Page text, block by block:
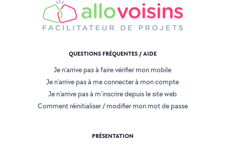
QUESTIONS FRÉQUENTES / AIDE
Je n'arrive pas à faire vérifier mon mobile
Je n'arrive pas à me connecter à mon compte
Je n'arrive pas à m'inscrire depuis le site web
Comment réinitialiser / modifier mon mot de passe
PRÉSENTATION